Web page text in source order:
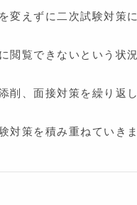
変えずに二次試験対策に
閲覧できないという状況
削、面接対策を繰り返し
対策を積み重ねていきま